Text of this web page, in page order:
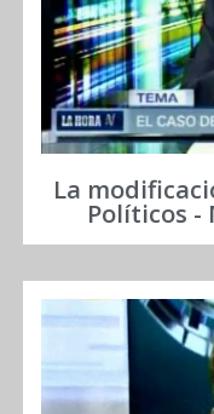
La
Políticos -